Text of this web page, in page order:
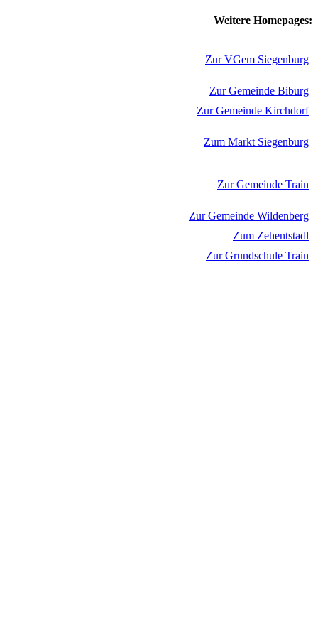
Weitere Homepages:
Zur VGem Siegenburg
Zur Gemeinde Biburg
Zur Gemeinde Kirchdorf
Zum Markt Siegenburg
Zur Gemeinde Train
Zur Gemeinde Wildenberg
Zum Zehentstadl
Zur Grundschule Train